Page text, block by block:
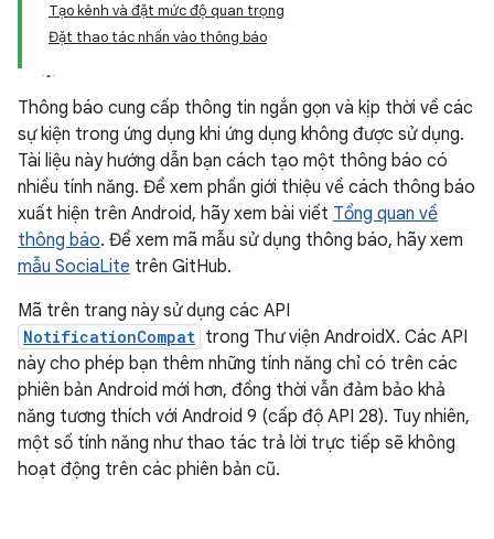
Tạo kênh và đặt mức độ quan trọng
Đặt thao tác nhấn vào thông báo
Thông báo cung cấp thông tin ngắn gọn và kịp thời về các
sự kiện trong ứng dụng khi ứng dụng không được sử dụng.
Tài liệu này hướng dẫn bạn cách tạo một thông báo có
nhiều tính năng. Để xem phần giới thiệu về cách thông báo
xuất hiện trên Android, hãy xem bài viết Tổng quan về
thông báo. Để xem mã mẫu sử dụng thông báo, hãy xem
mẫu SociaLite trên GitHub.
Mã trên trang này sử dụng các API
NotificationCompat trong Thư viện AndroidX. Các API
này cho phép bạn thêm những tính năng chỉ có trên các
phiên bản Android mới hơn, đồng thời vẫn đảm bảo khả
năng tương thích với Android 9 (cấp độ API 28). Tuy nhiên,
một số tính năng như thao tác trả lời trực tiếp sẽ không
hoạt động trên các phiên bản cũ.